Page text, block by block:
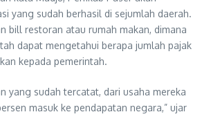
yang sudah berhasil di sejumlah daerah.
bill restoran atau rumah makan, dimana
dapat mengetahui berapa jumlah pajak
kepada pemerintah.
yang sudah tercatat, dari usaha mereka
masuk ke pendapatan negara,” ujar